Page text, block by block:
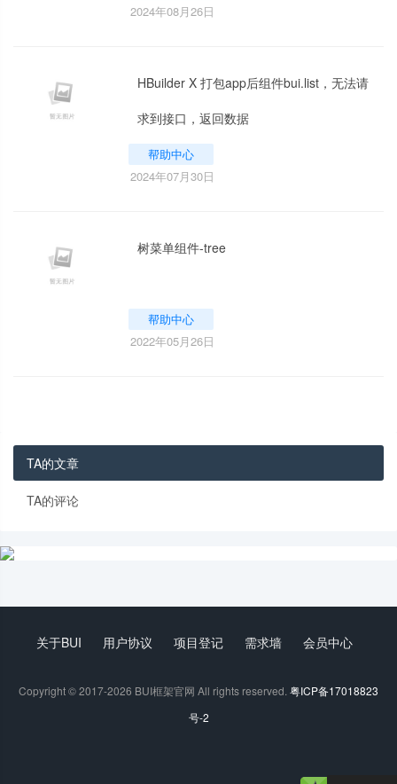
2024年08月26日
HBuilder X 打包app后组件bui.list，无法请
求到接口，返回数据
帮助中心
2024年07月30日
树菜单组件-tree
帮助中心
2022年05月26日
TA的文章
TA的评论
关于BUI 用户协议 项目登记 需求墙 会员中心
Copyright © 2017-2026 BUI框架官网 All rights reserved. 粤ICP备17018823
号-2